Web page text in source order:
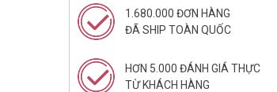
1.680.000 ĐƠN HÀNG
ĐÃ SHIP TOÀN QUỐC
HƠN 5.000 ĐÁNH GIÁ THỰC
TỪ KHÁCH HÀNG